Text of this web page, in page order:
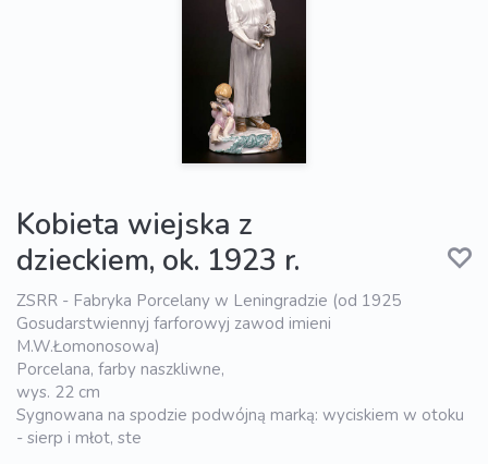
Kobieta wiejska z
dzieckiem, ok. 1923 r.
ZSRR - Fabryka Porcelany w Leningradzie (od 1925
Gosudarstwiennyj farforowyj zawod imieni
M.W.Łomonosowa)
Porcelana, farby naszkliwne,
wys. 22 cm
Sygnowana na spodzie podwójną marką: wyciskiem w otoku
- sierp i młot, ste